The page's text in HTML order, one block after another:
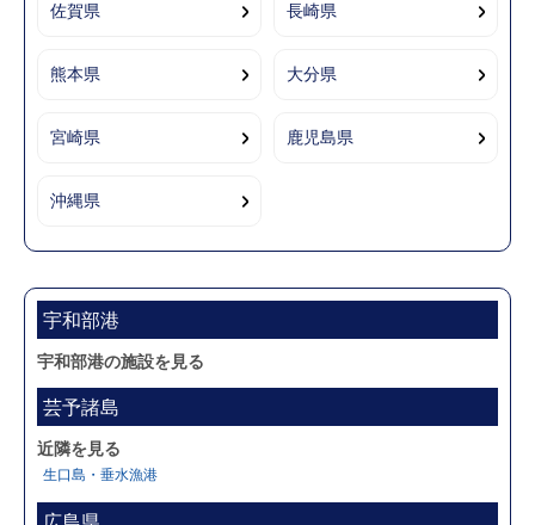
佐賀県 長崎県
熊本県 大分県
宮崎県 鹿児島県
沖縄県
宇和部港
宇和部港の施設を見る
芸予諸島
近隣を見る
生口島・垂水漁港